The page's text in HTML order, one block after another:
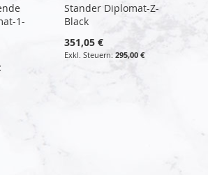
1-
Stander Diplomat-Z-
Black
351,05 €
295,00 €